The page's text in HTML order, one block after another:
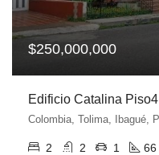
$250,000,000
Edificio Catalina Piso4
2 2 1 66